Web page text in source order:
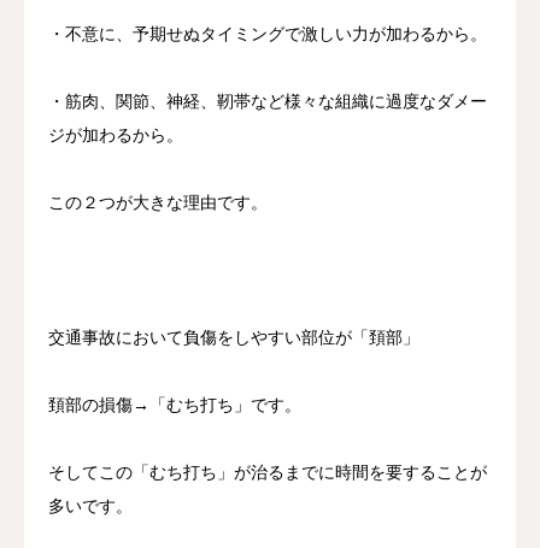
・不意に、予期せぬタイミングで激しい力が加わるから。
・筋肉、関節、神経、靭帯など様々な組織に過度なダメー
ジが加わるから。
この２つが大きな理由です。
交通事故において負傷をしやすい部位が「頚部」
頚部の損傷→「むち打ち」です。
そしてこの「むち打ち」が治るまでに時間を要することが
多いです。